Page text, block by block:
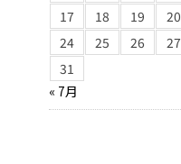
17
18 19 20
24
25 26 27
31
« 7月